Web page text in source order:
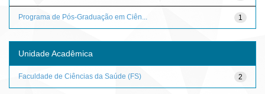
1
Programa de Pós-Graduação em Ciên...
Unidade Acadêmica
2
Faculdade de Ciências da Saúde (FS)